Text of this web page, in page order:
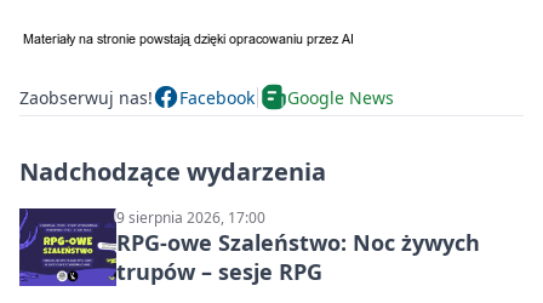
Zaobserwuj nas! Facebook Google News
Nadchodzące wydarzenia
9 sierpnia 2026, 17:00
RPG-owe Szaleństwo: Noc żywych
trupów – sesje RPG